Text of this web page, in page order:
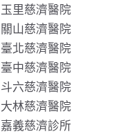
玉里慈濟醫院
關山慈濟醫院
臺北慈濟醫院
臺中慈濟醫院
斗六慈濟醫院
大林慈濟醫院
嘉義慈濟診所